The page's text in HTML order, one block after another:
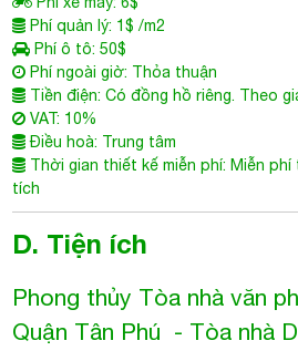
Phí xe máy: 6$
Phí quản lý: 1$ /m2
Phí ô tô: 50$
Phí ngoài giờ: Thỏa thuận
Tiền điện: Có đồng hồ riêng. Theo
VAT: 10%
Điều hoà: Trung tâm
Thời gian thiết kế miễn phí: Miễn
tích
D. Tiện ích
Phong thủy Tòa nhà văn
Quận Tân Phú - Tòa nhà